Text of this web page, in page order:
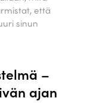
että
sinun
–
ajan